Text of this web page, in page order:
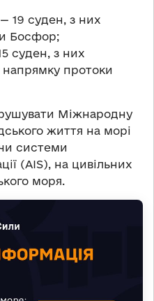
19 суден, з них
Босфор;
суден, з них
протоки
Міжнародну
життя на морі
системи
(AIS), на цивільних
моря.